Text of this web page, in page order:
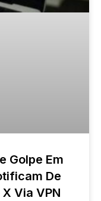
Golpe Em
De
Via VPN